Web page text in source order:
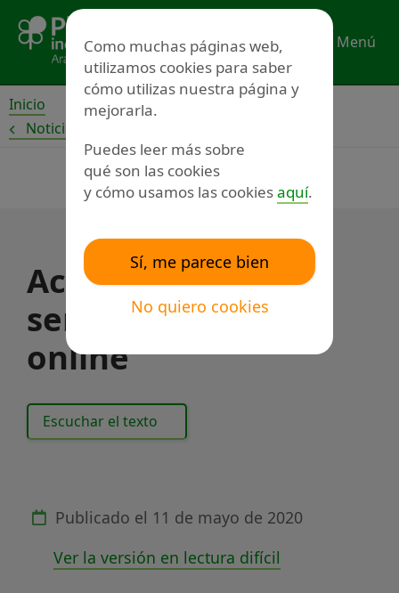
contenido
Menú
Inicio
Noticias
Actividades
semanales de ocio
online
Escuchar el texto
Publicado el 11 de mayo de 2020
Ver la versión en lectura difícil
Como muchas páginas web,
utilizamos cookies para saber
cómo utilizas nuestra página y
mejorarla.
Puedes leer más sobre
qué son las cookies
y cómo usamos las cookiesaquí.
Sí, me parece bien
No quiero cookies